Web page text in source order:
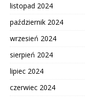
listopad 2024
październik 2024
wrzesień 2024
sierpień 2024
lipiec 2024
czerwiec 2024